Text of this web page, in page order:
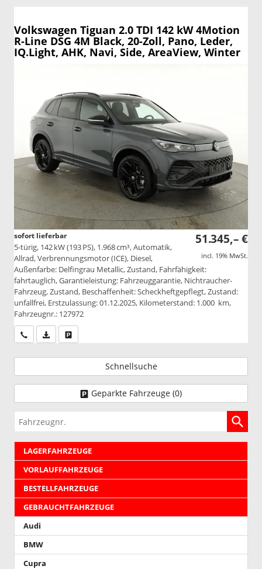
Volkswagen Tiguan 2.0 TDI 142 kW 4Motion
R-Line DSG 4M Black, 20-Zoll, Pano, Leder,
IQ.Light, AHK, Navi, Side, AreaView, Winter
51.345,– €
incl. 19% MwSt.
sofort lieferbar
5-türig, 142 kW (193 PS), 1.968 cm³, Automatik,
Allrad, Verbrennungsmotor (ICE), Diesel,
Außenfarbe: Delfingrau Metallic, Zustand, Fahrfähigkeit:
fahrtauglich, Garantieleistung: Fahrzeuggarantie, Nichtraucher-
Fahrzeug, Zustand, Beschaffenheit: Scheckheftgepflegt, Zustand:
unfallfrei, Erstzulassung: 01.12.2025, Kilometerstand: 1.000 km,
Fahrzeugnr.: 127972
Wir rufen Sie anPDF-Datei, Fahrzeugexposé drucken
Schnellsuche
Geparkte Fahrzeuge (0)
Fahrzeugnr.
LAGERFAHRZEUGE
VORLAUFFAHRZEUGE
BESTELLFAHRZEUGE
GEBRAUCHTFAHRZEUGE
Audi
BMW
Cupra